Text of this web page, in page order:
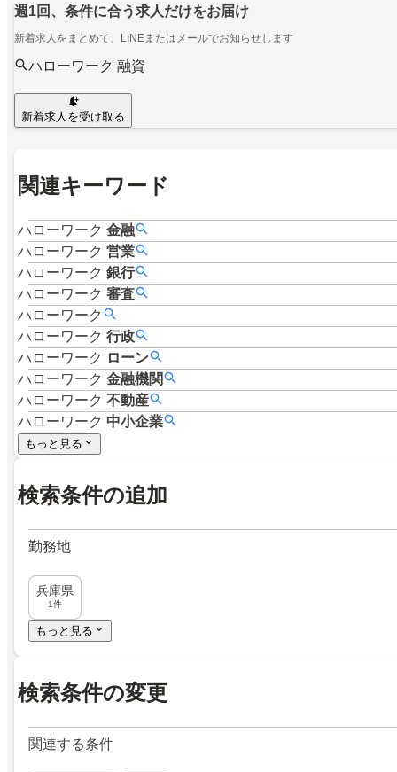
週1回、条件に合う求人だけをお届け
新着求人をまとめて、LINEまたはメールでお知らせします
ハローワーク 融資
新着求人を受け取る
関連キーワード
ハローワーク 金融
ハローワーク 営業
ハローワーク 銀行
ハローワーク 審査
ハローワーク
ハローワーク 行政
ハローワーク ローン
ハローワーク 金融機関
ハローワーク 不動産
ハローワーク 中小企業
もっと見る
検索条件の追加
勤務地
兵庫県
1件
もっと見る
検索条件の変更
関連する条件